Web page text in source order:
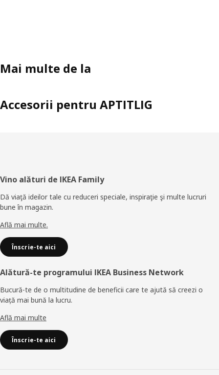
Mai multe de la
Accesorii pentru APTITLIG
Subsol
Vino alături de IKEA Family
Dă viaţă ideilor tale cu reduceri speciale, inspiraţie şi multe lucruri
bune în magazin.
Află mai multe.
Înscrie-te aici
Alătură-te programului IKEA Business Network
Bucură-te de o multitudine de beneficii care te ajută să creezi o
viață mai bună la lucru.
Află mai multe
Înscrie-te aici